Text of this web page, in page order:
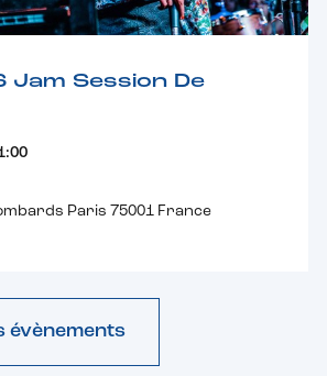
Jam Session De
Paris 75001 France
évènements